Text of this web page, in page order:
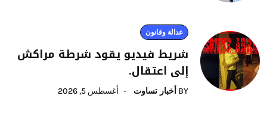
عدالة وقانون
شريط فيديو يقود شرطة مراكش
إلى اعتقال.
BY أخبار تساوت أغسطس 5, 2026